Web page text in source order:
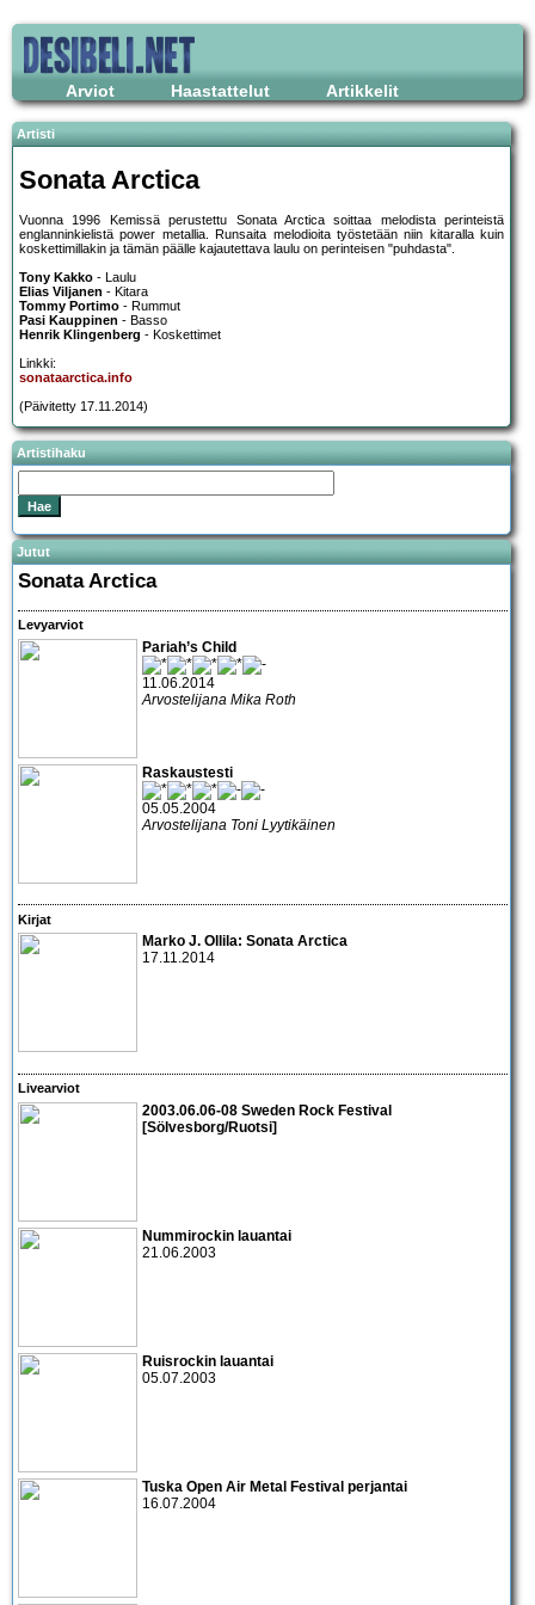
Arviot Haastattelut Artikkelit
Artisti
Sonata Arctica
Vuonna 1996 Kemissä perustettu Sonata Arctica soittaa melodista perinteistä
englanninkielistä power metallia. Runsaita melodioita työstetään niin kitaralla kuin
koskettimillakin ja tämän päälle kajautettava laulu on perinteisen "puhdasta".
Tony Kakko - Laulu
Elias Viljanen - Kitara
Tommy Portimo - Rummut
Pasi Kauppinen - Basso
Henrik Klingenberg - Koskettimet
Linkki:
sonataarctica.info
(Päivitetty 17.11.2014)
Artistihaku
Jutut
Sonata Arctica
Levyarviot
Pariah’s Child
11.06.2014
Arvostelijana Mika Roth
Raskaustesti
05.05.2004
Arvostelijana Toni Lyytikäinen
Kirjat
Marko J. Ollila: Sonata Arctica
17.11.2014
Livearviot
2003.06.06-08 Sweden Rock Festival
[Sölvesborg/Ruotsi]
Nummirockin lauantai
21.06.2003
Ruisrockin lauantai
05.07.2003
Tuska Open Air Metal Festival perjantai
16.07.2004